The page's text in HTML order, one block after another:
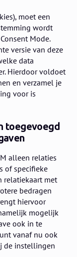
moet een
wordt
Mode.
versie van deze
data
Hierdoor voldoet
en verzamel je
voor is
toegevoegd
alleen relaties
of specifieke
relatiekaart met
bedragen
hiervoor
mogelijk
ook in te
vanaf nu ook
de instellingen